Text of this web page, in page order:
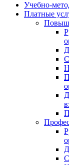
Учебно-
Платные